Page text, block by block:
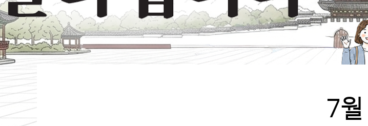
7월